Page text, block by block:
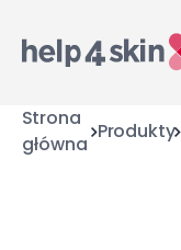
Strona
główna
Produkty